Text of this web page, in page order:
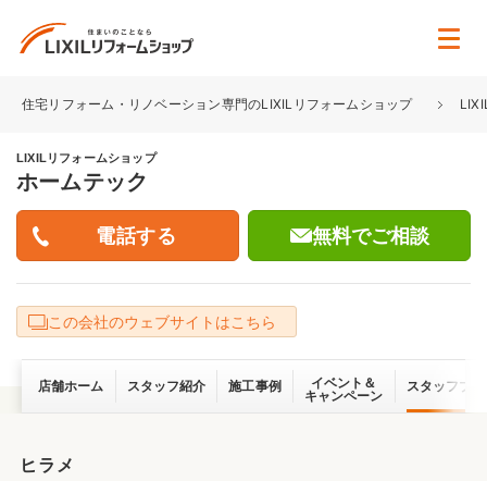
住宅リフォーム・リノベーション専門のLIXILリフォームショップ
LIXILリフォームショップ
ホームテック
無料でご相談
この会社のウェブサイトはこちら
店舗ホーム スタッフ紹介 施工事例
イベント＆
キャンペーン
スタッフブ
ヒラメ